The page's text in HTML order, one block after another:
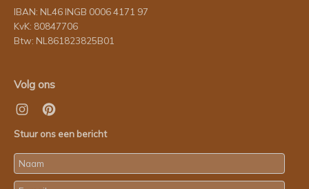
IBAN: NL46 INGB 0006 4171 97
KvK: 80847706
Btw: NL861823825B01
Volg ons
Stuur ons een bericht